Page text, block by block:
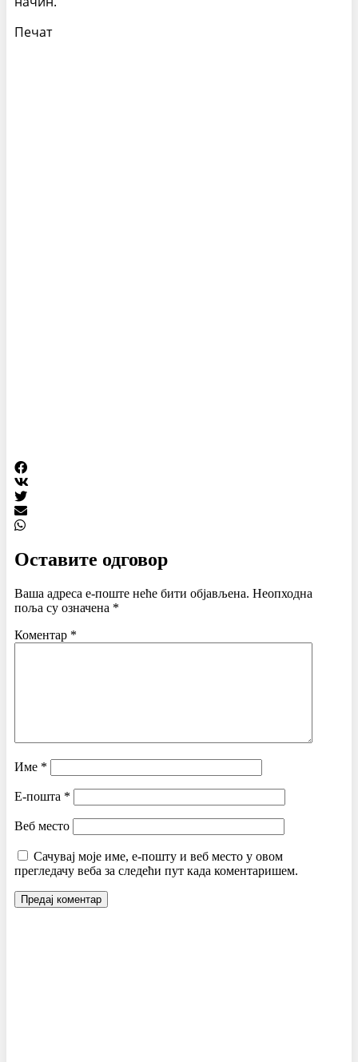
Печат
Оставите одговор
Ваша адреса е-поште неће бити објављена. Неопходна
поља су означена *
Коментар *
Име *
Е-пошта *
Веб место
Сачувај моје име, е-пошту и веб место у овом
прегледачу веба за следећи пут када коментаришем.